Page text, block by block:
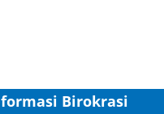
Birokrasi